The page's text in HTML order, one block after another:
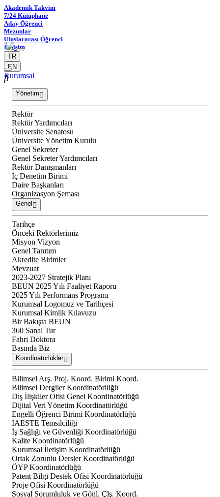
Akademik Takvim
7/24 Kütüphane
Aday Öğrenci
Mezunlar
Uluslararası Öğrenci
İletişim
TR
EN
Kurumsal
Yönetim
Rektör
Rektör Yardımcıları
Üniversite Senatosu
Üniversite Yönetim Kurulu
Genel Sekreter
Genel Sekreter Yardımcıları
Rektör Danışmanları
İç Denetim Birimi
Daire Başkanları
Organizasyon Şeması
Genel
Tarihçe
Önceki Rektörlerimiz
Misyon Vizyon
Genel Tanıtım
Akredite Birimler
Mevzuat
2023-2027 Stratejik Planı
BEUN 2025 Yılı Faaliyet Raporu
2025 Yılı Performans Programı
Kurumsal Logomuz ve Tarihçesi
Kurumsal Kimlik Kılavuzu
Bir Bakışta BEUN
360 Sanal Tur
Fahri Doktora
Basında Biz
Koordinatörlükler
Bilimsel Arş. Proj. Koord. Birimi Koord.
Bilimsel Dergiler Koordinatörlüğü
Dış İlişkiler Ofisi Genel Koordinatörlüğü
Dijital Veri Yönetim Koordinatörlüğü
Engelli Öğrenci Birimi Koordinatörlüğü
IAESTE Temsilciliği
İş Sağlığı ve Güvenliği Koordinatörlüğü
Kalite Koordinatörlüğü
Kurumsal İletişim Koordinatörlüğü
Ortak Zorunlu Dersler Koordinatörlüğü
ÖYP Koordinatörlüğü
Patent Bilgi Destek Ofisi Koordinatörlüğü
Proje Ofisi Koordinatörlüğü
Sosyal Sorumluluk ve Gönl. Çlş. Koord.